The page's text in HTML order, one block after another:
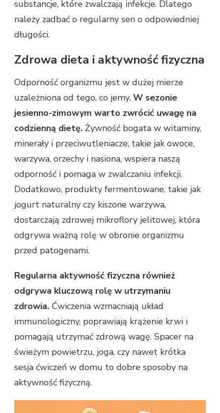
substancje, które zwalczają infekcje. Dlatego
należy zadbać o regularny sen o odpowiedniej
długości.
Zdrowa dieta i aktywność fizyczna
Odporność organizmu jest w dużej mierze
uzależniona od tego, co jemy. W sezonie
jesienno-zimowym warto zwrócić uwagę na
codzienną dietę. Żywność bogata w witaminy,
minerały i przeciwutleniacze, takie jak owoce,
warzywa, orzechy i nasiona, wspiera naszą
odporność i pomaga w zwalczaniu infekcji.
Dodatkowo, produkty fermentowane, takie jak
jogurt naturalny czy kiszone warzywa,
dostarczają zdrowej mikroflory jelitowej, która
odgrywa ważną rolę w obronie organizmu
przed patogenami.
Regularna aktywność fizyczna również
odgrywa kluczową rolę w utrzymaniu
zdrowia. Ćwiczenia wzmacniają układ
immunologiczny, poprawiają krążenie krwi i
pomagają utrzymać zdrową wagę. Spacer na
świeżym powietrzu, joga, czy nawet krótka
sesja ćwiczeń w domu to dobre sposoby na
aktywność fizyczną.